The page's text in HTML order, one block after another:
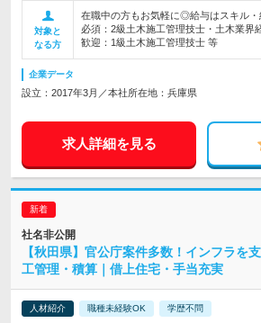
対象と
なる方
在職中の方もお気軽に◎給与はスキル
必須：2級土木施工管理技士・土木業
歓迎：1級土木施工管理技士 等
企業データ
設立：2017年3月／本社所在地：兵庫県
求人詳細を見る
社名非公開
【秋田県】官公庁案件多数！インフラを
工管理・積算｜借上住宅・手当充実
人材紹介 職種未経験OK 学歴不問